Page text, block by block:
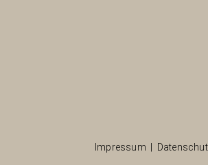
Impressum